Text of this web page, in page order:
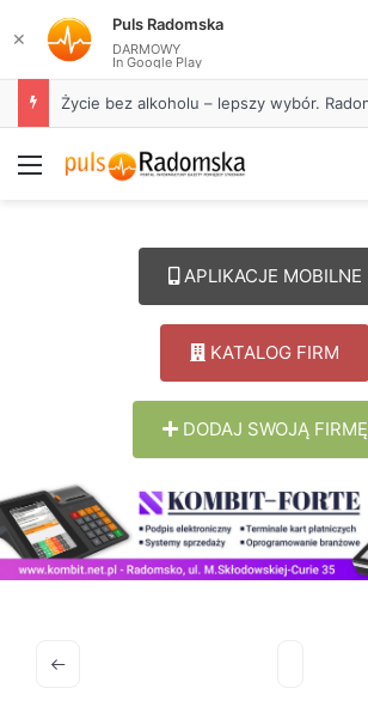
Menu
APLIKACJE MOBILNE
KATALOG FIRM
DODAJ SWOJĄ FIRMĘ
✕
Puls Radomska
DARMOWY
In Google Play